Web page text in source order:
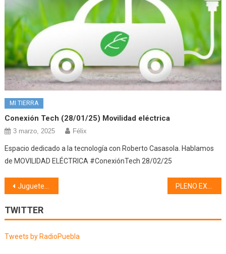
MI TIERRA
Conexión Tech (28/01/25) Movilidad eléctrica
3 marzo, 2025 Félix
Espacio dedicado a la tecnología con Roberto Casasola. Hablamos
de MOVILIDAD ELÉCTRICA #ConexiónTech 28/02/25
Navegación
de
entradas
Juguetería La Rutina (03/01/19) PLENO EXTRAORDINARIO (10/01/20)
TWITTER
Tweets by RadioPuebla